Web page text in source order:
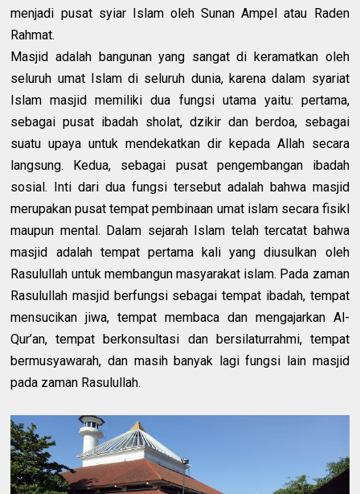
menjadi pusat syiar Islam oleh Sunan Ampel atau Raden
Rahmat.
Masjid adalah bangunan yang sangat di keramatkan oleh
seluruh umat Islam di seluruh dunia, karena dalam syariat
Islam masjid memiliki dua fungsi utama yaitu: pertama,
sebagai pusat ibadah sholat, dzikir dan berdoa, sebagai
suatu upaya untuk mendekatkan dir kepada Allah secara
langsung. Kedua, sebagai pusat pengembangan ibadah
sosial. Inti dari dua fungsi tersebut adalah bahwa masjid
merupakan pusat tempat pembinaan umat islam secara fisikl
maupun mental. Dalam sejarah Islam telah tercatat bahwa
masjid adalah tempat pertama kali yang diusulkan oleh
Rasulullah untuk membangun masyarakat islam. Pada zaman
Rasulullah masjid berfungsi sebagai tempat ibadah, tempat
mensucikan jiwa, tempat membaca dan mengajarkan Al-
Qur’an, tempat berkonsultasi dan bersilaturrahmi, tempat
bermusyawarah, dan masih banyak lagi fungsi lain masjid
pada zaman Rasulullah.